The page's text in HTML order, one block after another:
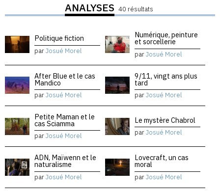
ANALYSES 40 résultats
Politique fiction
parJosué Morel
Numérique, peinture
et sorcellerie
parJosué Morel
After Blue et le cas
Mandico
parJosué Morel
9/11, vingt ans plus
tard
parJosué Morel
Petite Maman et le
cas Sciamma
parJosué Morel
Le mystère Chabrol
parJosué Morel
ADN, Maïwenn et le
naturalisme
parJosué Morel
Lovecraft, un cas
moral
parJosué Morel